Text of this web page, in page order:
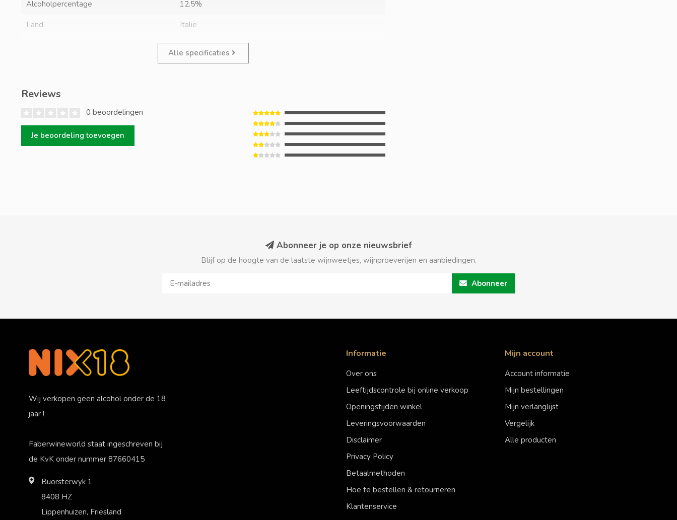
Alcoholpercentage 12.5%
Land Italië
Alle specificaties
Reviews
0 beoordelingen
Je beoordeling toevoegen
Abonneer je op onze nieuwsbrief
Blijf op de hoogte van de laatste wijnweetjes, wijnproeverijen en aanbiedingen.
Abonneer
Wij verkopen geen alcohol onder de 18
jaar !
Faberwineworld staat ingeschreven bij
de KvK onder nummer 87660415
Buorsterwyk 1
8408 HZ
Lippenhuizen, Friesland
Informatie
Over ons
Leeftijdscontrole bij online verkoop
Openingstijden winkel
Leveringsvoorwaarden
Disclaimer
Privacy Policy
Betaalmethoden
Hoe te bestellen & retourneren
Klantenservice
Mijn account
Account informatie
Mijn bestellingen
Mijn verlanglijst
Vergelijk
Alle producten